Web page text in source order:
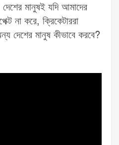
মানুষই যদি আমাদের
না করে, ক্রিকেটাররা
দেশের মানুষ কীভাবে করবে?